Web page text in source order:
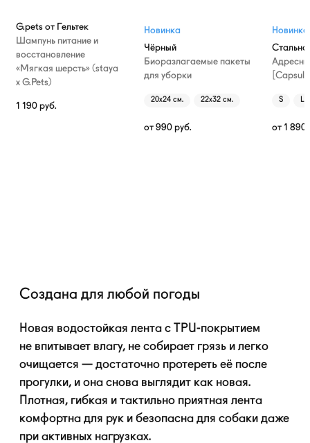
G.pets от Гельтек
Шампунь питание и
восстановление
«Мягкая шерсть» (staya
х G.Pets)
1 190 руб.
Новинка
Чёрный
Биоразлагаемые пакеты
для уборки
20х24 см. 22х32 см.
от 990 руб.
Новинка
S L
от 1 890
Создана для любой погоды
Новая водостойкая лента с TPU-покрытием
не впитывает влагу, не собирает грязь и легко
очищается — достаточно протереть её после
прогулки, и она снова выглядит как новая.
Плотная, гибкая и тактильно приятная лента
комфортна для рук и безопасна для собаки даже
при активных нагрузках.